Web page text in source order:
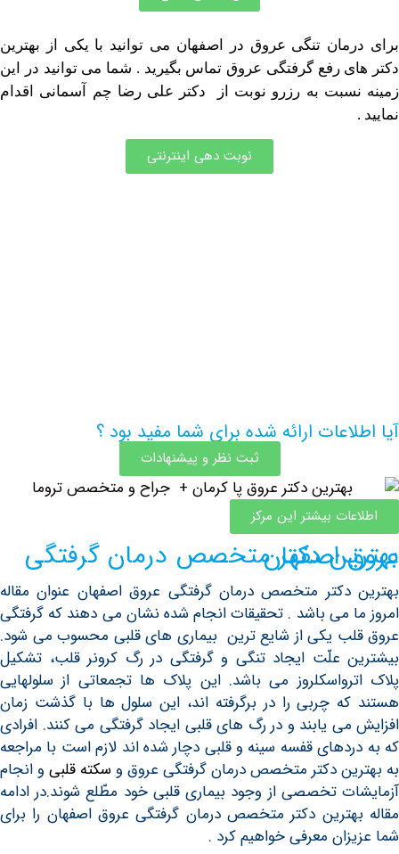
تنگی عروق در اصفهان می توانید با یکی از بهترین
رفع گرفتگی عروق تماس بگیرید . شما می توانید در این
به رزرو نوبت از دکتر علی رضا چم آسمانی اقدام
نوبت دهی اینترنتی
ارائه شده برای شما مفید بود ؟
ثبت نظر و پیشنهادات
بیشتر این مرکز
درمان گرفتگی عروق اصفهان
دکتر متخصص درمان گرفتگی عروق اصفهان عنوان مقاله
می باشد . تحقیقات انجام شده نشان می دهند که گرفتگی
یکی از شایع ترین بیماری های قلبی محسوب می شود.
علّت ایجاد تنگی و گرفتگی در رگ کرونر قلب، تشکیل
می باشد. این پلاک ها تجمعاتی از سلولهایی
چربی را در برگرفته اند، این سلول ها با گذشت زمان
یابند و در رگ های قلبی ایجاد گرفتگی می کنند. افرادی
قفسه سینه و قلبی دچار شده اند لازم است با مراجعه
دکتر متخصص درمان گرفتگی عروق وسکته قلبیو انجام
تخصصی از وجود بیماری قلبی خود مطّلع شوند.در ادامه
دکتر متخصص درمان گرفتگی عروق اصفهان را برای
معرفی خواهیم کرد .